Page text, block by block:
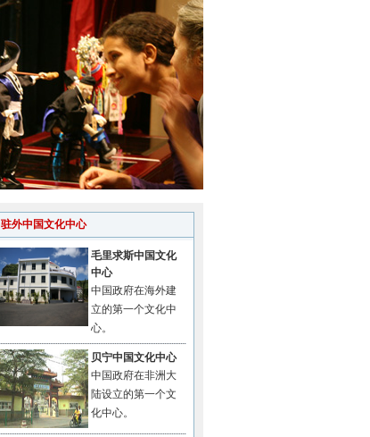
驻外中国文化中心
毛里求斯中国文化
中心
中国政府在海外建
立的第一个文化中
心。
贝宁中国文化中心
中国政府在非洲大
陆设立的第一个文
化中心。